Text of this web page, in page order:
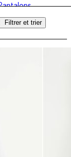
de
Filtrer et trier